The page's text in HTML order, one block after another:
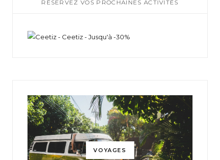
RÉSERVEZ VOS PROCHAINES ACTIVITÉS
VOYAGES